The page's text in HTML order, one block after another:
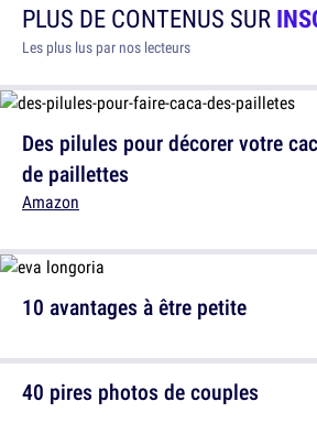
PLUS DE CONTENUS SUR
Les plus lus par nos lecteurs
Des pilules pour décorer votre
de paillettes
Amazon
40 pires photos de couples
10 avantages à être petite